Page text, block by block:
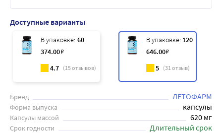
Доступные варианты
В упаковке: 60
374.00₽
4.7 (15отзывов)
В упаковке: 120
646.00₽
5 (31отзыв)
Бренд ЛЕТОФАРМ
Форма выпуска капсулы
Капсулы массой 620 мг
Срок годности Длительный срок